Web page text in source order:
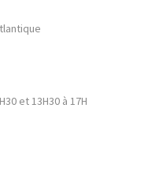
et 13H30 à 17H